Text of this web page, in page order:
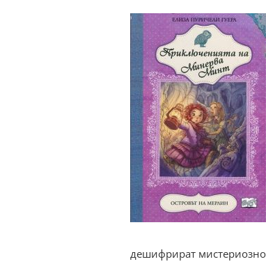
дешифрират мистериозно